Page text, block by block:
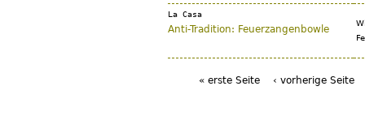
La Casa
Anti-Tradition: Feuerzangenbowle
« erste Seite ‹ vorherige Seite